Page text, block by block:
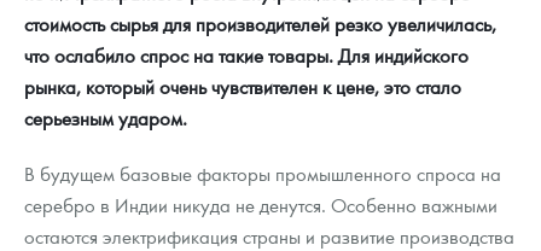
стоимость сырья для производителей резко увеличилась,
что ослабило спрос на такие товары. Для индийского
рынка, который очень чувствителен к цене, это стало
серьезным ударом.
В будущем базовые факторы промышленного спроса на
серебро в Индии никуда не денутся. Особенно важными
остаются электрификация страны и развитие производства